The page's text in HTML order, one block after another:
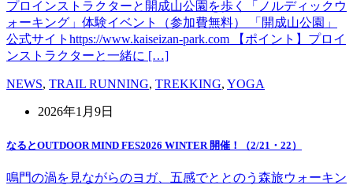
プロインストラクターと開成山公園を歩く「ノルディックウ
ォーキング」体験イベント（参加費無料） 「開成山公園」
公式サイトhttps://www.kaiseizan-park.com 【ポイント】プロイ
ンストラクターと一緒に […]
NEWS, TRAIL RUNNING, TREKKING, YOGA
2026年1月9日
なるとOUTDOOR MIND FES2026 WINTER 開催！（2/21・22）
鳴門の渦を見ながらのヨガ、五感でととのう森旅ウォーキン